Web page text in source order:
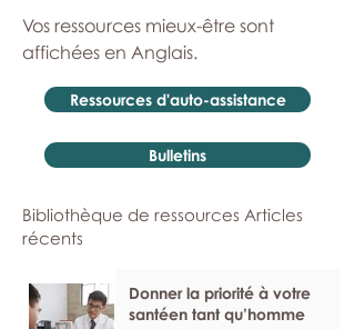
Vos ressources mieux-être sont
affichées en Anglais.
Ressources d'auto-assistance
Bulletins
Bibliothèque de ressources Articles
récents
Donner la priorité à votre
santéen tant qu’homme